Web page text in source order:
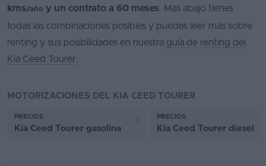
kms/año y un contrato a 60 meses. Mas abajo tienes
todas las combinaciones posibles y puedes leer más sobre
renting y sus posibilidades en nuestra guía de renting del
Kia Ceed Tourer.
MOTORIZACIONES DEL KIA CEED TOURER
PRECIOS
Kia Ceed Tourer gasolina
PRECIOS
Kia Ceed Tourer diesel